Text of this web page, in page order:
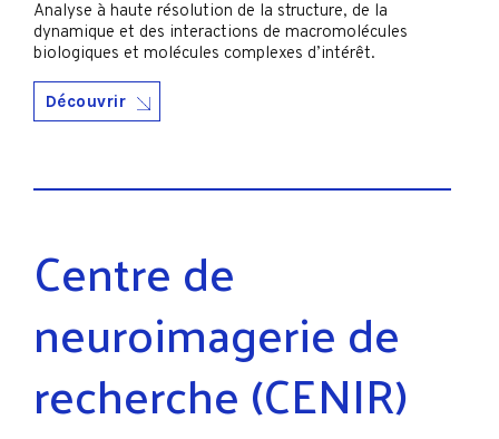
Analyse à haute résolution de la structure, de la
dynamique et des interactions de macromolécules
biologiques et molécules complexes d’intérêt.
Découvrir
Centre de
neuroimagerie de
recherche (CENIR)